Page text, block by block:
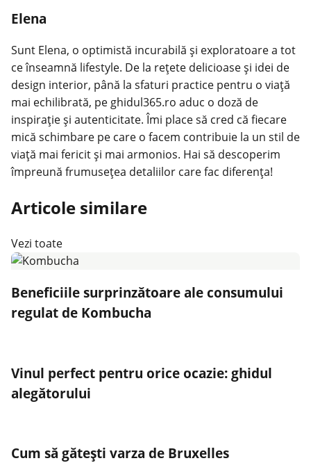
Elena
Sunt Elena, o optimistă incurabilă și exploratoare a tot
ce înseamnă lifestyle. De la rețete delicioase și idei de
design interior, până la sfaturi practice pentru o viață
mai echilibrată, pe ghidul365.ro aduc o doză de
inspirație și autenticitate. Îmi place să cred că fiecare
mică schimbare pe care o facem contribuie la un stil de
viață mai fericit și mai armonios. Hai să descoperim
împreună frumusețea detaliilor care fac diferența!
Articole similare
Vezi toate
Beneficiile surprinzătoare ale consumului
regulat de Kombucha
Vinul perfect pentru orice ocazie: ghidul
alegătorului
Cum să gătești varza de Bruxelles